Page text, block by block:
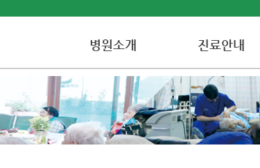
병원소개 진료안내